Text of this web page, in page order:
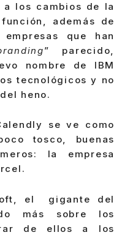
a los cambios de la
además de
que han
” parecido,
nombre de IBM
tecnológicos y no
heno.
se ve como
tosco, buenas
la empresa
el gigante del
más sobre los
de ellos a los